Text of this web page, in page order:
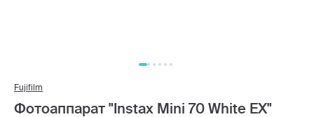
Fujifilm
Фотоаппарат "Instax Mini 70 White EX"